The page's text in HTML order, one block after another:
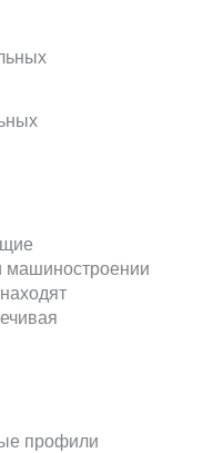
машиностроении
профили